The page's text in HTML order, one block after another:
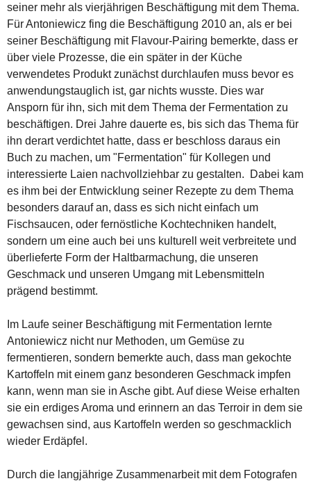
seiner mehr als vierjährigen Beschäftigung mit dem Thema.
Für Antoniewicz fing die Beschäftigung 2010 an, als er bei
seiner Beschäftigung mit Flavour-Pairing bemerkte, dass er
über viele Prozesse, die ein später in der Küche
verwendetes Produkt zunächst durchlaufen muss bevor es
anwendungstauglich ist, gar nichts wusste. Dies war
Ansporn für ihn, sich mit dem Thema der Fermentation zu
beschäftigen. Drei Jahre dauerte es, bis sich das Thema für
ihn derart verdichtet hatte, dass er beschloss daraus ein
Buch zu machen, um "Fermentation" für Kollegen und
interessierte Laien nachvollziehbar zu gestalten. Dabei kam
es ihm bei der Entwicklung seiner Rezepte zu dem Thema
besonders darauf an, dass es sich nicht einfach um
Fischsaucen, oder fernöstliche Kochtechniken handelt,
sondern um eine auch bei uns kulturell weit verbreitete und
überlieferte Form der Haltbarmachung, die unseren
Geschmack und unseren Umgang mit Lebensmitteln
prägend bestimmt.
Im Laufe seiner Beschäftigung mit Fermentation lernte
Antoniewicz nicht nur Methoden, um Gemüse zu
fermentieren, sondern bemerkte auch, dass man gekochte
Kartoffeln mit einem ganz besonderen Geschmack impfen
kann, wenn man sie in Asche gibt. Auf diese Weise erhalten
sie ein erdiges Aroma und erinnern an das Terroir in dem sie
gewachsen sind, aus Kartoffeln werden so geschmacklich
wieder Erdäpfel.
Durch die langjährige Zusammenarbeit mit dem Fotografen